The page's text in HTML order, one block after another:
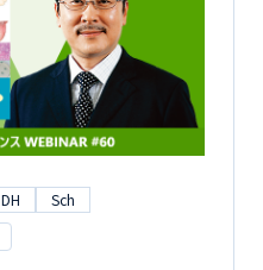
DH Sch